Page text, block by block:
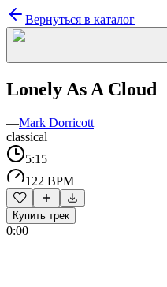
Вернуться в каталог
Lonely As A Cloud
—Mark Dorricott
classical
5:15
122 BPM
Купить трек
0:00